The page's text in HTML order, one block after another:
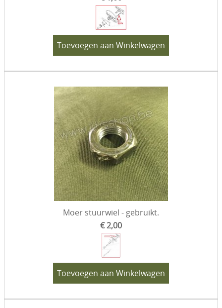
Toevoegen aan Winkelwagen
Moer stuurwiel - gebruikt.
€ 2,00
Toevoegen aan Winkelwagen